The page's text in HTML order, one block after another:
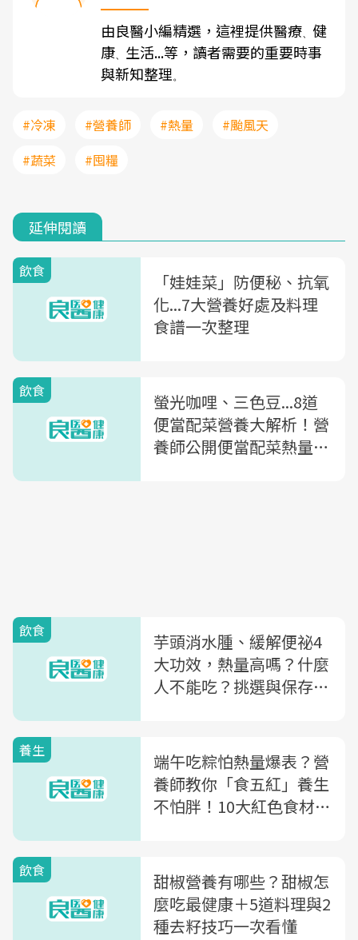
由良醫小編精選，這裡提供醫療、 健
康、 生活...等，讀者需要的重要時事
與新知整理。
#冷凍 #營養師 #熱量
#颱風天
#蔬菜
#囤糧
延伸閱讀
飲食
「娃娃菜」防便秘、抗氧
化...7大營養好處及料理
食譜一次整理
飲食
螢光咖哩、三色豆...8道
便當配菜營養大解析！營
養師公開便當配菜熱量圖
飲食
芋頭消水腫、緩解便祕4
大功效，熱量高嗎？什麼
人不能吃？挑選與保存完
養生
端午吃粽怕熱量爆表？營
養師教你「食五紅」養生
不怕胖！10大紅色食材助
飲食
甜椒營養有哪些？甜椒怎
麼吃最健康＋5道料理與2
種去籽技巧一次看懂